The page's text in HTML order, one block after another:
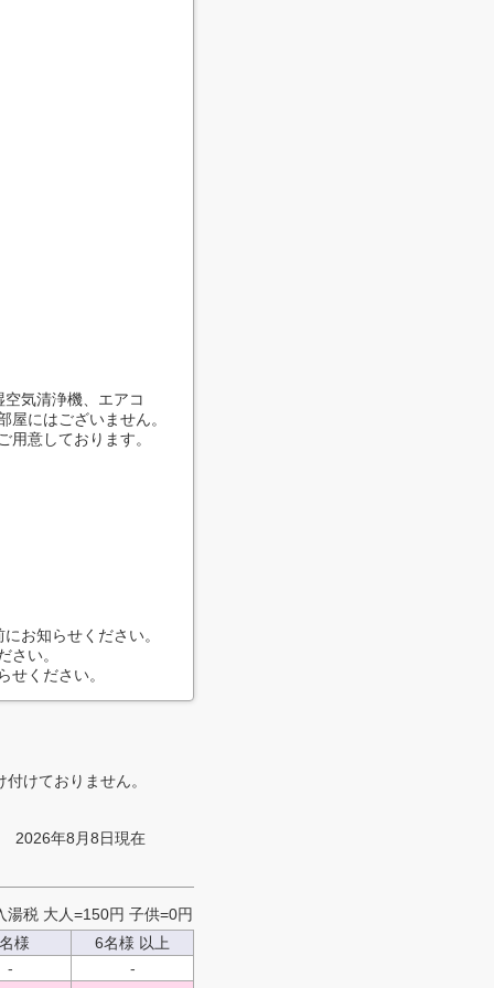
気清浄機、エアコ
にはございません。
用意しております。
お知らせください。
さい。
せください。
けておりません。
2026年8月8日現在
湯税 大人=150円 子供=0円
様
6名様 以上
-
-